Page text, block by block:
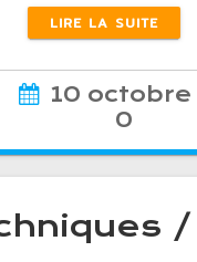
LIRE LA SUITE
10
0